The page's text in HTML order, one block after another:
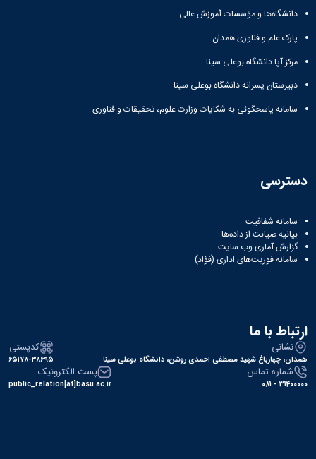
دانشگاه‌ها و مؤسسات آموزش عالی
پارک علم و فناوری همدان
مرکز آپا دانشگاه بوعلی سینا
دبیرستان پسرانه دانشگاه بوعلی سینا
سامانه پاسخگوئی به شکایات وزارت علوم، تحقیقات و فناوری
دسترسی
سامانه شفافیت
بیانیه صیانت از داده‌ها
گزارش آماری وب‌ سایت
سامانه فوریت‌های اداری (فؤاد)
ارتباط با ما
نشانی
همدان، چهارباغ شهید مصطفی احمدی روشن، دانشگاه بوعلی سینا
کدپستی
۶۵۱۷۸-۳۸۶۹۵
شماره تماس
31400000 - 081
پست الکترونیک
public_relation[at]basu.ac.ir